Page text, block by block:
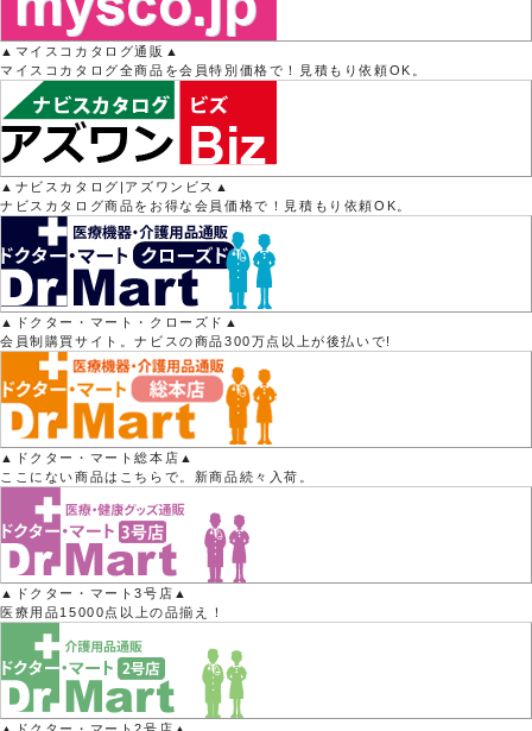
▲マイスコカタログ通販▲
マイスコカタログ全商品を会員特別価格で！見積もり依頼OK。
▲ナビスカタログ|アズワンビス▲
ナビスカタログ商品をお得な会員価格で！見積もり依頼OK。
▲ドクター・マート・クローズド▲
会員制購買サイト。ナビスの商品300万点以上が後払いで!
▲ドクター・マート総本店▲
ここにない商品はこちらで。新商品続々入荷。
▲ドクター・マート3号店▲
医療用品15000点以上の品揃え！